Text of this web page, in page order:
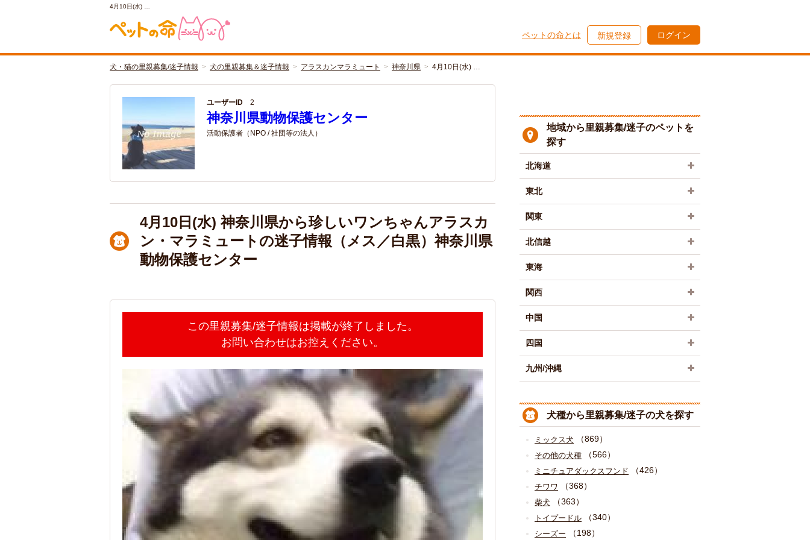
4月10日(水) …
ペットの命とは 新規登録 ログイン
犬・猫の里親募集/迷子情報 犬の里親募集＆迷子情報 アラスカンマラミュート 神奈川県 4月10日(水) …
ユーザーID 2
神奈川県動物保護センター
活動保護者（NPO / 社団等の法人）
4月10日(水) 神奈川県から珍しいワンちゃんアラスカ
ン・マラミュートの迷子情報（メス／白黒）神奈川県
動物保護センター
この里親募集/迷子情報は掲載が終了しました。
お問い合わせはお控えください。
地域から里親募集/迷子のペットを
探す
北海道
東北
関東
北信越
東海
関西
中国
四国
九州/沖縄
犬種から里親募集/迷子の犬を探す
ミックス犬 （869）
その他の犬種 （566）
ミニチュアダックスフンド （426）
チワワ （368）
柴犬 （363）
トイプードル （340）
シーズー （198）